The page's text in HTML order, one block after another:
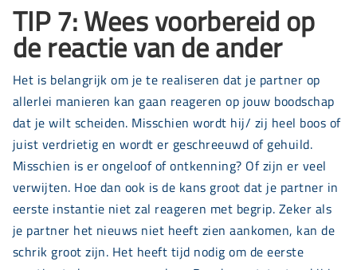
TIP 7: Wees voorbereid op
de reactie van de ander
Het is belangrijk om je te realiseren dat je partner op
allerlei manieren kan gaan reageren op jouw boodschap
dat je wilt scheiden. Misschien wordt hij/ zij heel boos of
juist verdrietig en wordt er geschreeuwd of gehuild.
Misschien is er ongeloof of ontkenning? Of zijn er veel
verwijten. Hoe dan ook is de kans groot dat je partner in
eerste instantie niet zal reageren met begrip. Zeker als
je partner het nieuws niet heeft zien aankomen, kan de
schrik groot zijn. Het heeft tijd nodig om de eerste